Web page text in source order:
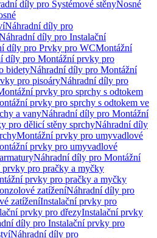
díly pro Systémové stěnyNosné
Náhradní díly pro
díly pro Instalační
díly pro Prvky pro WCMontážní
díly pro Montážní prvky pro
bidetyNáhradní díly pro Montážní
pro pisoáryNáhradní díly pro
prvky pro sprchy s odtokem
prvky pro sprchy s odtokem ve
a vanyNáhradní díly pro Montážní
pro dělicí stěny sprchyNáhradní díly
Montážní prvky pro umyvadlové
prvky pro umyvadlové
Náhradní díly pro Montážní
prvky pro pračky a myčky
prvky pro pračky a myčky
zatíženíNáhradní díly pro
zatíženíInstalační prvky pro
prvky pro dřezyInstalační prvky
díly pro Instalační prvky pro
Náhradní díly pro